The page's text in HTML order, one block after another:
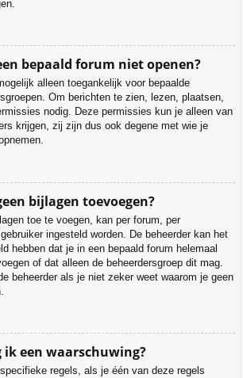
bepaald forum niet openen?
alleen toegankelijk voor bepaalde
Om berichten te zien, lezen, plaatsen,
nodig. Deze permissies kun je alleen van
krijgen, zij zijn dus ook degene met wie je
bijlagen toevoegen?
toe te voegen, kan per forum, per
ingesteld worden. De beheerder kan het
hebben dat je in een bepaald forum helemaal
of dat alleen de beheerdersgroep dit mag.
beheerder als je niet zeker weet waarom je geen
een waarschuwing?
regels, als je één van deze regels